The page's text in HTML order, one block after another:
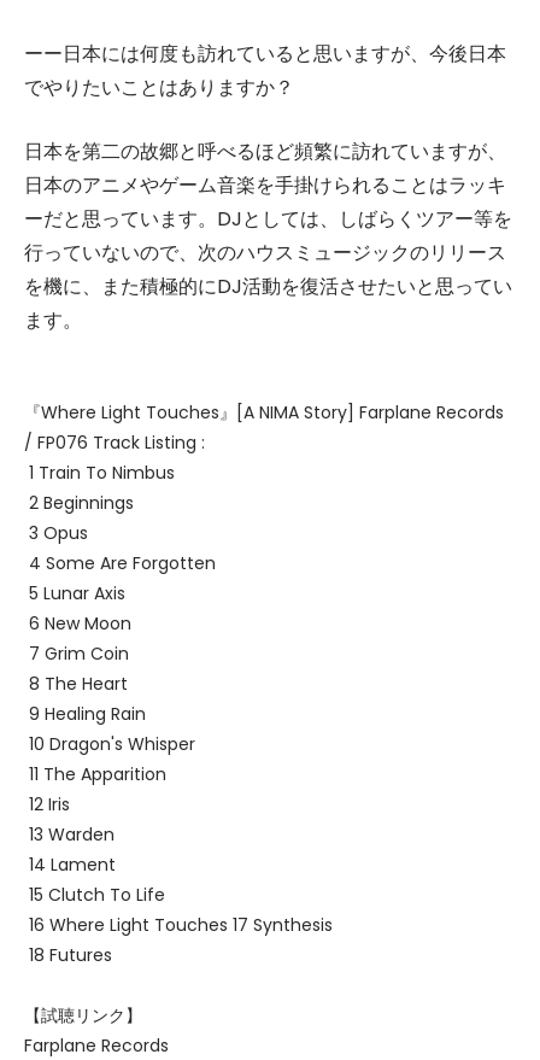
ーー日本には何度も訪れていると思いますが、今後日本
でやりたいことはありますか？
日本を第二の故郷と呼べるほど頻繁に訪れていますが、
日本のアニメやゲーム音楽を手掛けられることはラッキ
ーだと思っています。DJとしては、しばらくツアー等を
行っていないので、次のハウスミュージックのリリース
を機に、また積極的にDJ活動を復活させたいと思ってい
ます。
『Where Light Touches』[A NIMA Story] Farplane Records
/ FP076 Track Listing :
1 Train To Nimbus
2 Beginnings
3 Opus
4 Some Are Forgotten
5 Lunar Axis
6 New Moon
7 Grim Coin
8 The Heart
9 Healing Rain
10 Dragon's Whisper
11 The Apparition
12 Iris
13 Warden
14 Lament
15 Clutch To Life
16 Where Light Touches 17 Synthesis
18 Futures
【試聴リンク】
Farplane Records